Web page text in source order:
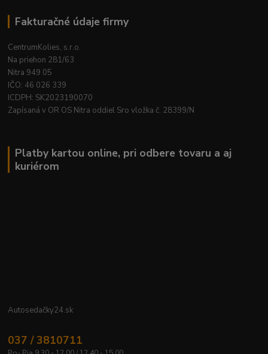
Fakturačné údaje firmy
CentrumKolies, s.r.o.
Na priehon 281/63
Nitra 949 05
IČO: 46 026 339
ICDPH: SK2023190070
Zapísaná v OR OS Nitra oddiel Sro vložka č. 28399/N
Platby kartou online, pri odbere tovaru a aj
kuriérom
Autosedačky24.sk
037 / 3810711